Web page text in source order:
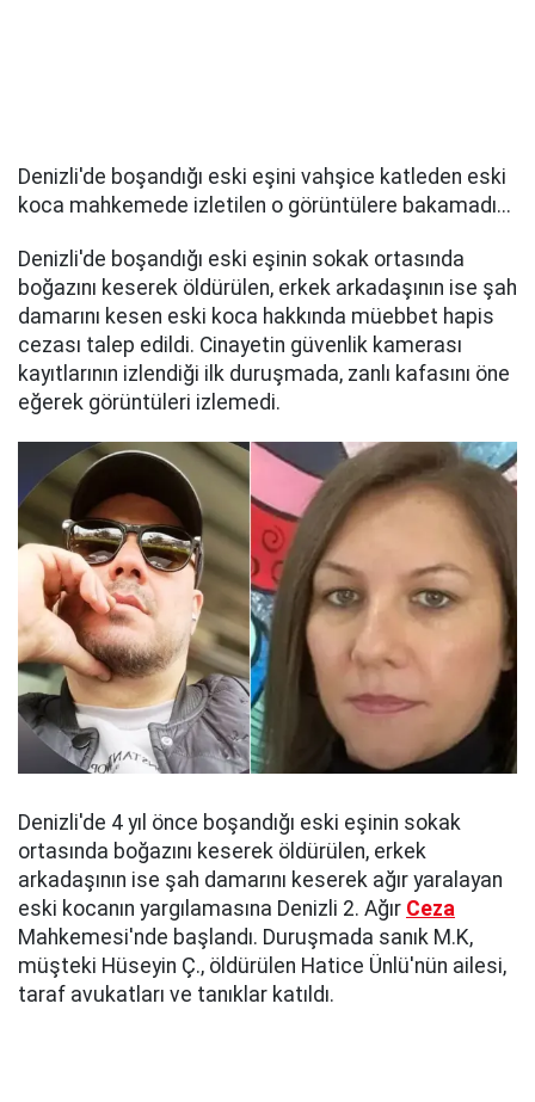
Denizli'de boşandığı eski eşini vahşice katleden eski
koca mahkemede izletilen o görüntülere bakamadı...
Denizli'de boşandığı eski eşinin sokak ortasında
boğazını keserek öldürülen, erkek arkadaşının ise şah
damarını kesen eski koca hakkında müebbet hapis
cezası talep edildi. Cinayetin güvenlik kamerası
kayıtlarının izlendiği ilk duruşmada, zanlı kafasını öne
eğerek görüntüleri izlemedi.
Denizli'de 4 yıl önce boşandığı eski eşinin sokak
ortasında boğazını keserek öldürülen, erkek
arkadaşının ise şah damarını keserek ağır yaralayan
eski kocanın yargılamasına Denizli 2. Ağır Ceza
Mahkemesi'nde başlandı. Duruşmada sanık M.K,
müşteki Hüseyin Ç., öldürülen Hatice Ünlü'nün ailesi,
taraf avukatları ve tanıklar katıldı.